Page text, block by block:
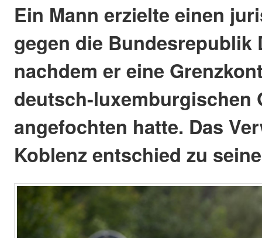
Ein Mann erzielte einen
gegen die Bundesrepublik
nachdem er eine
deutsch-luxemburgischen
angefochten hatte. Das
Koblenz entschied zu